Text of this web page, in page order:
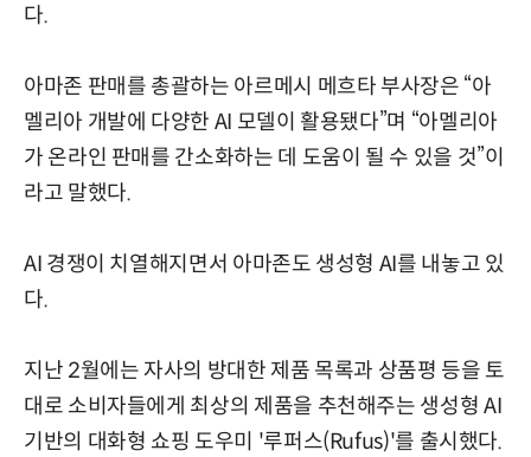
다.
아마존 판매를 총괄하는 아르메시 메흐타 부사장은 “아
멜리아 개발에 다양한 AI 모델이 활용됐다”며 “아멜리아
가 온라인 판매를 간소화하는 데 도움이 될 수 있을 것”이
라고 말했다.
AI 경쟁이 치열해지면서 아마존도 생성형 AI를 내놓고 있
다.
지난 2월에는 자사의 방대한 제품 목록과 상품평 등을 토
대로 소비자들에게 최상의 제품을 추천해주는 생성형 AI
기반의 대화형 쇼핑 도우미 '루퍼스(Rufus)'를 출시했다.